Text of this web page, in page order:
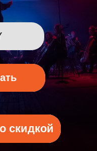
скидкой
скидкой